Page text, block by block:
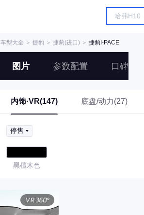
车型大全 ＞ 捷豹 ＞ 捷豹(进口) ＞ 捷豹I-PACE
图片 参数配置 口碑
内饰·VR(147) 底盘/动力(27)
停售
黑檀木色